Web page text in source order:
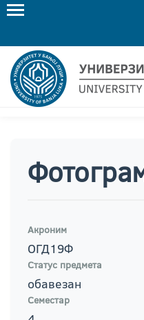
Акроним
ОГД19Ф
Статус предмета
обавезан
Семестар